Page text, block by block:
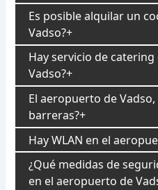
Es posible alquilar un
Vadso?
Hay servicio de
Vadso?
El aeropuerto de
barreras?
Hay WLAN en el
¿Qué medidas de
en el aeropuerto de